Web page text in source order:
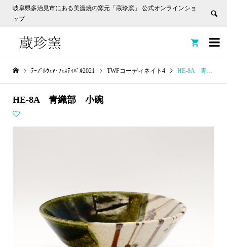
岐阜県多治見市にある美濃焼の窯元「蔵珍窯」 公式オンラインショ
ップ


ﾃｰﾌﾞﾙｳｪｱ･ﾌｪｽﾃｨﾊﾞﾙ2021 TWFコーディネイト4 HE-8A 青織部 小碗
HE-8A 青織部 小碗